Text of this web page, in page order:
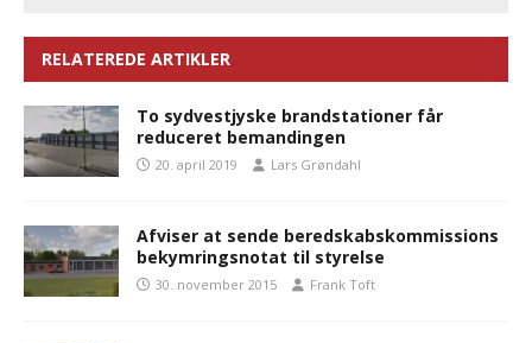
RELATEREDE ARTIKLER
To sydvestjyske brandstationer får
reduceret bemandingen
20. april 2019 Lars Grøndahl
Afviser at sende beredskabskommissions
bekymringsnotat til styrelse
30. november 2015 Frank Toft